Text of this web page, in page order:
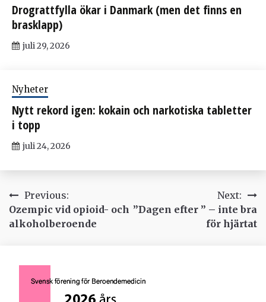
Drograttfylla ökar i Danmark (men det finns en
brasklapp)
juli 29, 2026
Nyheter
Nytt rekord igen: kokain och narkotiska tabletter
i topp
juli 24, 2026
Inläggsnavigering
Previous:
Ozempic vid opioid- och
alkoholberoende
Next:
”Dagen efter ” – inte bra
för hjärtat